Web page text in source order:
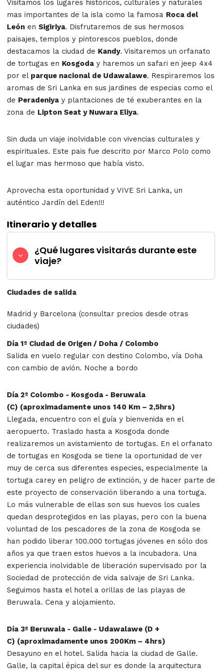
Visitamos los lugares históricos, culturales y naturales
mas importantes de la isla como la famosa Roca del
León en Sigiriya. Disfrutaremos de sus hermosos
paisajes, templos y pintorescos pueblos, donde
destacamos la ciudad de Kandy. Visitaremos un orfanato
de tortugas en Kosgoda y haremos un safari en jeep 4x4
por el parque nacional de Udawalawe. Respiraremos los
aromas de Sri Lanka en sus jardines de especias como el
de Peradeniya y plantaciones de té exuberantes en la
zona de Lipton Seat y Nuwara Eliya.
Sin duda un viaje inolvidable con vivencias culturales y
espirituales. Este pais fue descrito por Marco Polo como
el lugar mas hermoso que había visto.
Aprovecha esta oportunidad y VIVE Sri Lanka, un
auténtico Jardín del Eden!!!
Itinerario y detalles
¿Qué lugares visitarás durante este
viaje?
Ciudades de salida
Madrid y Barcelona (consultar precios desde otras
ciudades)
Día 1º Ciudad de Origen / Doha / Colombo
Salida en vuelo regular con destino Colombo, vía Doha
con cambio de avión. Noche a bordo
Día 2º Colombo - Kosgoda - Beruwala
(C) (aproximadamente unos 140 Km – 2,5hrs)
Llegada, encuentro con el guía y bienvenida en el
aeropuerto. Traslado hasta a Kosgoda donde
realizaremos un avistamiento de tortugas. En el orfanato
de tortugas en Kosgoda se tiene la oportunidad de ver
muy de cerca sus diferentes especies, especialmente la
tortuga carey en peligro de extinción, y de hacer parte de
este proyecto de conservación liberando a una tortuga.
Lo más vulnerable de ellas son sus huevos los cuales
quedan desprotegidos en las playas, pero con la buena
voluntad de los pescadores de la zona de Kosgoda se
han podido liberar 100.000 tortugas jóvenes en sólo dos
años ya que traen estos huevos a la incubadora. Una
experiencia inolvidable de liberación supervisado por la
Sociedad de protección de vida salvaje de Sri Lanka.
Seguimos hasta el hotel a orillas de las playas de
Beruwala. Cena y alojamiento.
Día 3º Beruwala - Galle - Udawalawe (D +
C) (aproximadamente unos 200Km – 4hrs)
Desayuno en el hotel. Salida hacia la ciudad de Galle.
Galle, la capital épica del sur es donde la arquitectura